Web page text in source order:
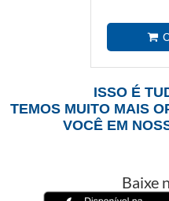
ISSO É
TEMOS MUITO MAIS
VOCÊ EM
Baixe